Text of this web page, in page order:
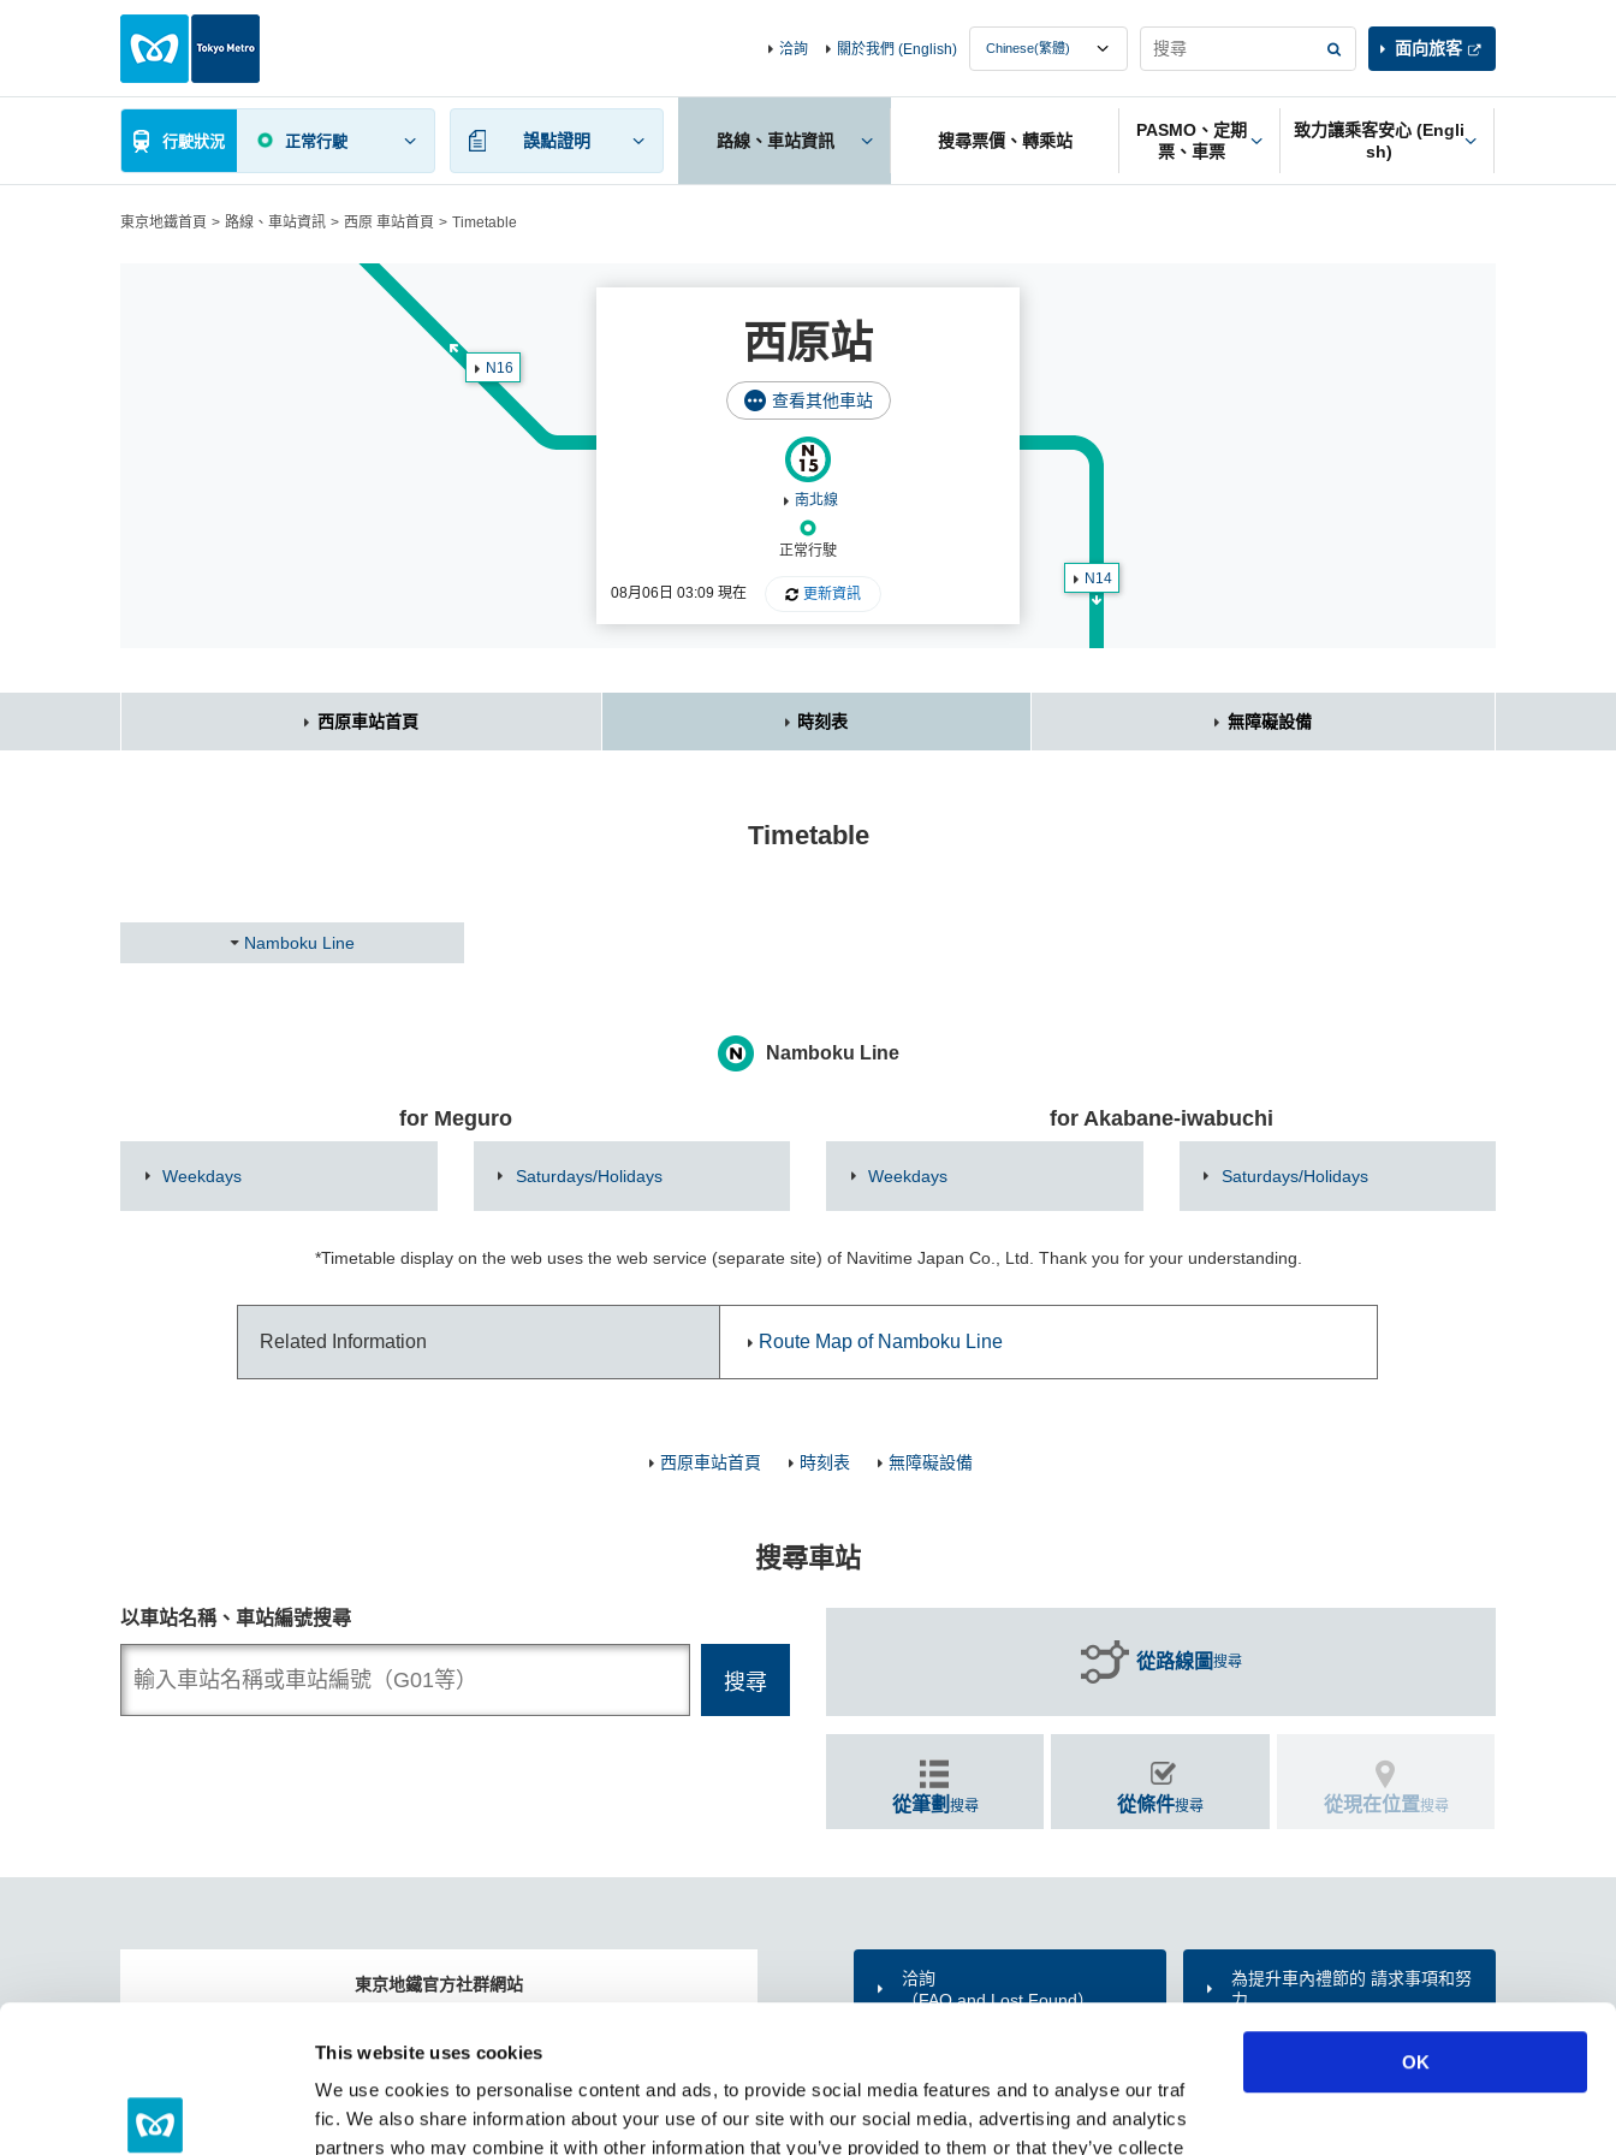
This website uses cookies
We use cookies to personalise content and ads, to provide social media features and to analyse our traf
fic. We also share information about your use of our site with our social media, advertising and analytics
partners who may combine it with other information that you’ve provided to them or that they’ve collecte
OK
行駛狀況 正常行駛 誤點證明 路線、車站資訊 搜尋票價、轉乘站
PASMO、定期
票、車票
致力讓乘客安心 (Engli
sh)
洽詢 關於我們 (English) 面向旅客
東京地鐵首頁 路線、車站資訊 西原 車站首頁 Timetable
西原站
查看其他車站
08月06日 03:09 現在 更新資訊
南北線
正常行駛
N16
N14
西原車站首頁 時刻表 無障礙設備
Timetable
Namboku Line
Namboku Line
for Meguro
Weekdays Saturdays/Holidays
for Akabane-iwabuchi
Weekdays Saturdays/Holidays
*Timetable display on the web uses the web service (separate site) of Navitime Japan Co., Ltd. Thank you for your understanding.
Related Information Route Map of Namboku Line
西原車站首頁 時刻表 無障礙設備
搜尋車站
以車站名稱、車站編號搜尋
從路線圖搜尋
從筆劃 搜尋 從條件搜尋 從現在位置搜尋
東京地鐵官方社群網站
Tokyo Trend Trip Tokyo Trend Trip
洽詢
（FAQ and Lost Found）
為提升車內禮節的 請求事項和努
力